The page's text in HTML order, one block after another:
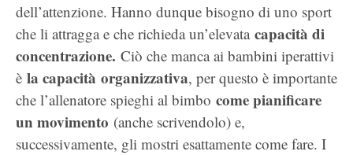
dell’attenzione. Hanno dunque bisogno di uno sport
che li attragga e che richieda un’elevata capacità di
concentrazione. Ciò che manca ai bambini iperattivi
è la capacità organizzativa, per questo è importante
che l’allenatore spieghi al bimbo come pianificare
un movimento (anche scrivendolo) e,
successivamente, gli mostri esattamente come fare. I